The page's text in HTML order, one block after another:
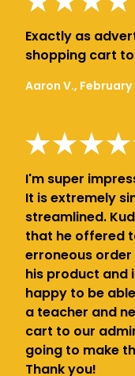
Exactly as
shopping cart
Aaron V., February
I'm super
It is extremely
streamlined.
that he offered
erroneous
his product and
happy to be
a teacher and
cart to our
going to make
Thank you!